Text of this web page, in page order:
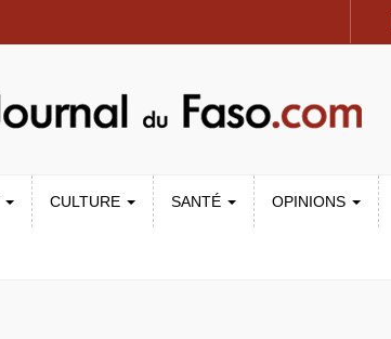
CULTURE SANTÉ OPINIONS